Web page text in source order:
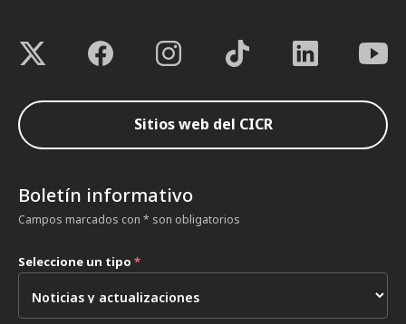
Sitios web del CICR
Boletín informativo
Campos marcados con * son obligatorios
Seleccione un tipo *